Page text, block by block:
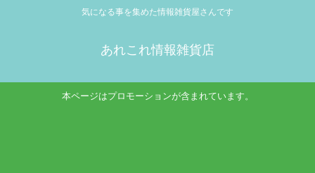
気になる事を集めた情報雑貨屋さんです
あれこれ情報雑貨店
本ページはプロモーションが含まれています。